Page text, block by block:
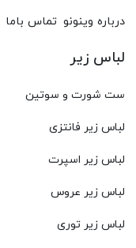
درباره وینونو تماس باما
لباس زیر
ست شورت و سوتین
لباس زیر فانتزی
لباس زیر اسپرت
لباس زیر عروس
لباس زیر توری